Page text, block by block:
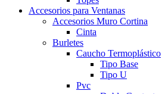
Accesorios para Ventanas
Accesorios Muro Cortina
Cinta
Burletes
Caucho Termoplástico
Tipo Base
Tipo U
Pvc